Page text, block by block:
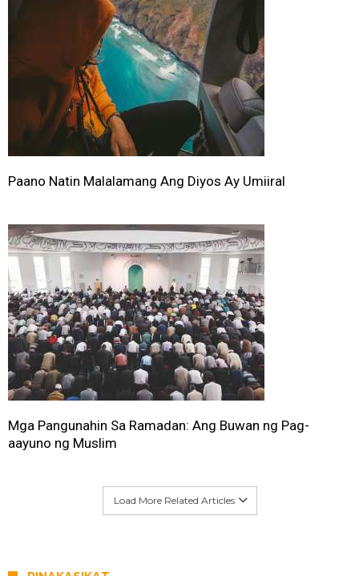
Paano Natin Malalamang Ang Diyos Ay Umiiral
Mga Pangunahin Sa Ramadan: Ang Buwan ng Pag-
aayuno ng Muslim
Load More Related Articles